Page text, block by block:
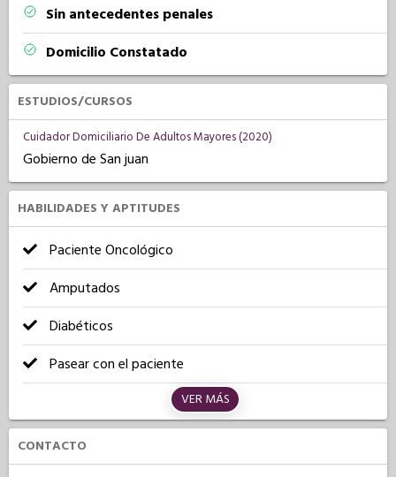
Sin antecedentes penales
Domicilio Constatado
ESTUDIOS/CURSOS
Cuidador Domiciliario De Adultos Mayores (2020)
Gobierno de San juan
HABILIDADES Y APTITUDES
Paciente Oncológico
Amputados
Diabéticos
Pasear con el paciente
VER MÁS
CONTACTO